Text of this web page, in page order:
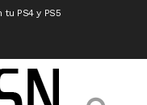
PS4 y PS5